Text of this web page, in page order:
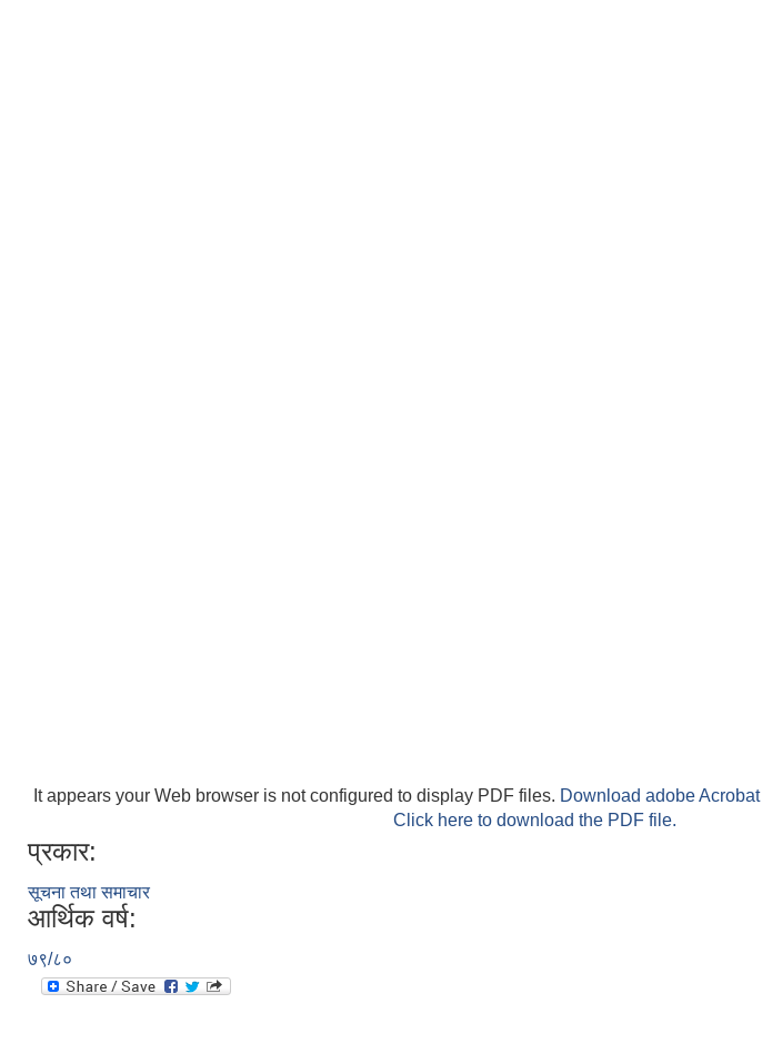
It appears your Web browser is not configured to display PDF files. Download adobe Acrobat
Click here to download the PDF file.
प्रकार:
सूचना तथा समाचार
आर्थिक वर्ष:
७९/८०